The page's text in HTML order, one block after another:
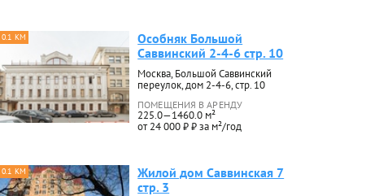
0.1 КМ
Особняк Большой
Саввинский 2-4-6 стр. 10
Москва, Большой Саввинский
переулок, дом 2-4-6, стр. 10
ПОМЕЩЕНИЯ В АРЕНДУ
225.0—1460.0 м²
от 24 000 ₽ ₽ за м²/год
0.1 КМ
Жилой дом Саввинская 7
стр. 3